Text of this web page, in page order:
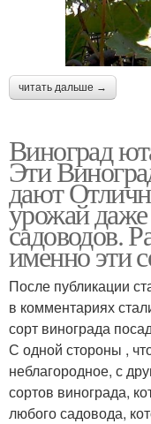
читать дальше →
Виноград
Эти
дают
урожай
садоводов.
именно эти
После публикации
в комментариях
сорт винограда
С одной стороны ,
неблагородное, с
сортов винограда,
любого садовода,